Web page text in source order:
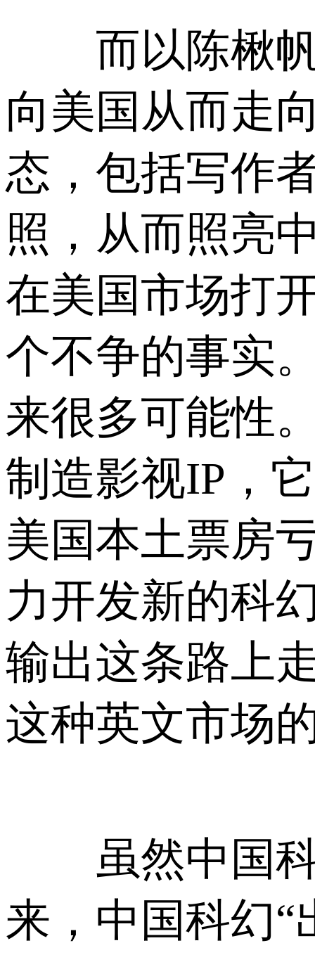
而以陈楸帆
向美国从而走
态，包括写作
照，从而照亮
在美国市场打
个不争的事实
来很多可能性
制造影视IP，
美国本土票房
力开发新的科
输出这条路上
这种英文市场
虽然中国科
来，中国科幻